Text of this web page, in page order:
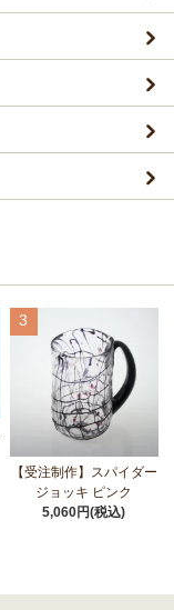
3
【受注制作】スパイダー
ジョッキ ピンク
5,060円(税込)